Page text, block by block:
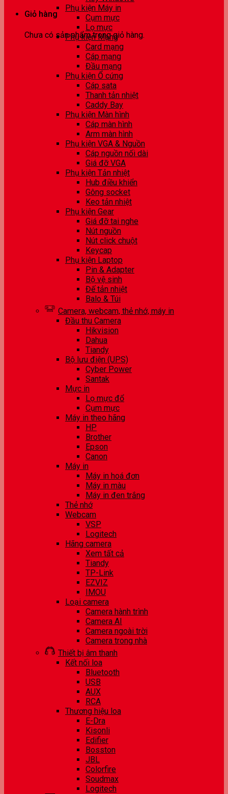
Giỏ hàng
Chưa có sản phẩm trong giỏ hàng.
Phụ kiện Máy in
Cụm mực
Lọ mực
Phụ kiện Mạng
Card mạng
Cáp mạng
Đầu mạng
Phụ kiện Ổ cứng
Cáp sata
Thanh tản nhiệt
Caddy Bay
Phụ kiện Màn hình
Cáp màn hình
Arm màn hình
Phụ kiện VGA & Nguồn
Cáp nguồn nối dài
Giá đỡ VGA
Phụ kiện Tản nhiệt
Hub điều khiển
Gông socket
Keo tản nhiệt
Phụ kiện Gear
Giá đỡ tai nghe
Nút nguồn
Nút click chuột
Keycap
Phụ kiện Laptop
Pin & Adapter
Bộ vệ sinh
Đế tản nhiệt
Balo & Túi
Camera, webcam, thẻ nhớ, máy in
Đầu thu Camera
Hikvision
Dahua
Tiandy
Bộ lưu điện (UPS)
Cyber Power
Santak
Mực in
Lọ mực đổ
Cụm mực
Máy in theo hãng
HP
Brother
Epson
Canon
Máy in
Máy in hoá đơn
Máy in màu
Máy in đen trắng
Thẻ nhớ
Webcam
VSP
Logitech
Hãng camera
Xem tất cả
Tiandy
TP-Link
EZVIZ
IMOU
Loại camera
Camera hành trình
Camera AI
Camera ngoài trời
Camera trong nhà
Thiết bị âm thanh
Kết nối loa
Bluetooth
USB
AUX
RCA
Thương hiệu loa
E-Dra
Kisonli
Edifier
Bosston
JBL
Colorfire
Soudmax
Logitech